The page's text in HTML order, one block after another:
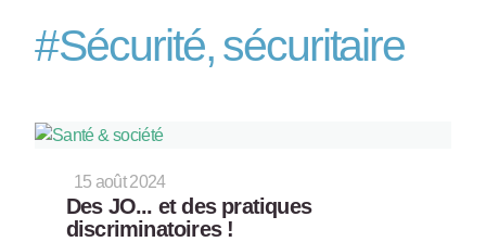
#Sécurité, sécuritaire
15 août 2024
Des JO... et des pratiques
discriminatoires !